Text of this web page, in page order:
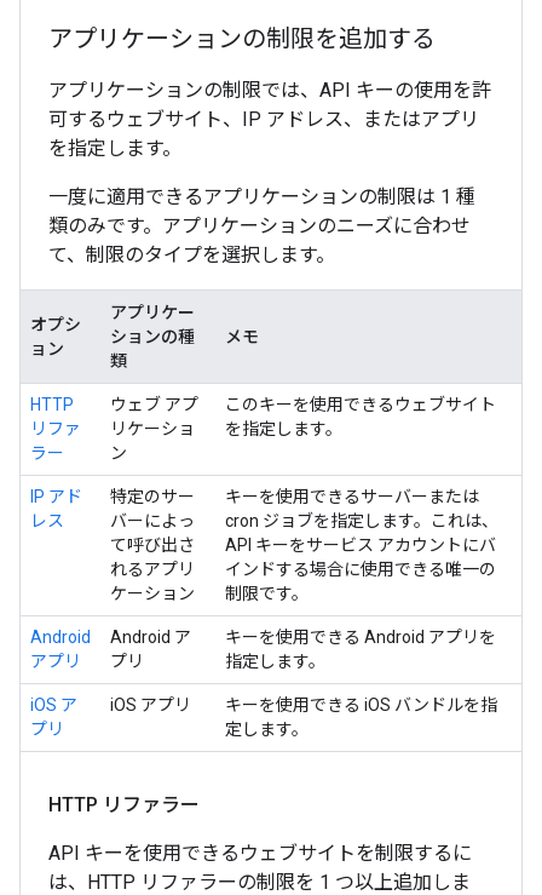
アプリケーションの制限を追加する
アプリケーションの制限では、API キーの使用を許
可するウェブサイト、IP アドレス、またはアプリ
を指定します。
一度に適用できるアプリケーションの制限は 1 種
類のみです。アプリケーションのニーズに合わせ
て、制限のタイプを選択します。
オプシ
ョン
アプリケー
ションの種
類
メモ
HTTP
リファ
ラー
ウェブ アプ
リケーショ
ン
このキーを使用できるウェブサイト
を指定します。
IP アド
レス
特定のサー
バーによっ
て呼び出さ
れるアプリ
ケーション
キーを使用できるサーバーまたは
cron ジョブを指定します。これは、
API キーをサービス アカウントにバ
インドする場合に使用できる唯一の
制限です。
Android
アプリ
Android ア
プリ
キーを使用できる Android アプリを
指定します。
iOS ア
プリ
iOS アプリ
キーを使用できる iOS バンドルを指
定します。
HTTP リファラー
API キーを使用できるウェブサイトを制限するに
は、HTTP リファラーの制限を 1 つ以上追加しま